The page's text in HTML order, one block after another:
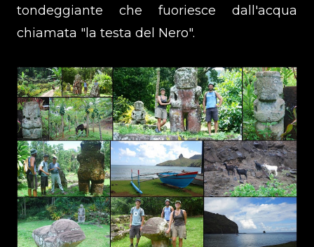
tondeggiante che fuoriesce dall'acqua
chiamata "la testa del Nero".